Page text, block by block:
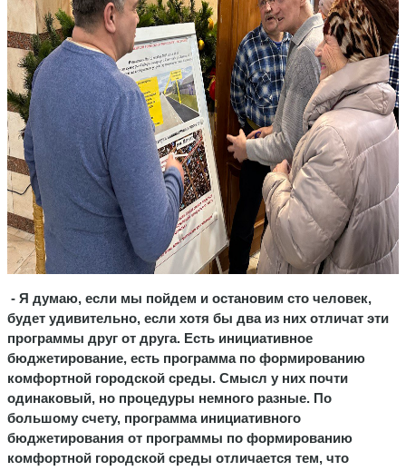
- Я думаю, если мы пойдем и остановим сто человек,
будет удивительно, если хотя бы два из них отличат эти
программы друг от друга. Есть инициативное
бюджетирование, есть программа по формированию
комфортной городской среды. Смысл у них почти
одинаковый, но процедуры немного разные. По
большому счету, программа инициативного
бюджетирования от программы по формированию
комфортной городской среды отличается тем, что